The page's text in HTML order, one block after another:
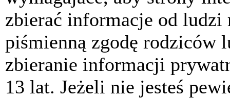
zbierać informacje od
piśmienną zgodę rodziców
zbieranie informacji
13 lat. Jeżeli nie jesteś